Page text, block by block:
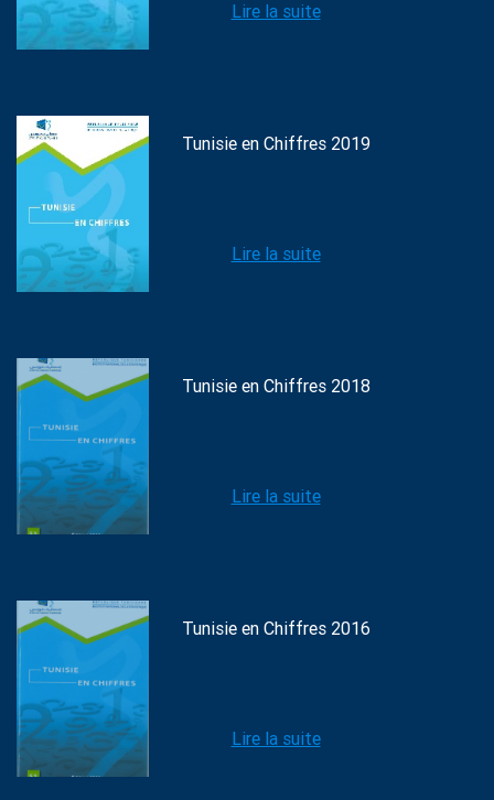
Lire la suite
Tunisie en Chiffres 2019
Lire la suite
Tunisie en Chiffres 2018
Lire la suite
Tunisie en Chiffres 2016
Lire la suite